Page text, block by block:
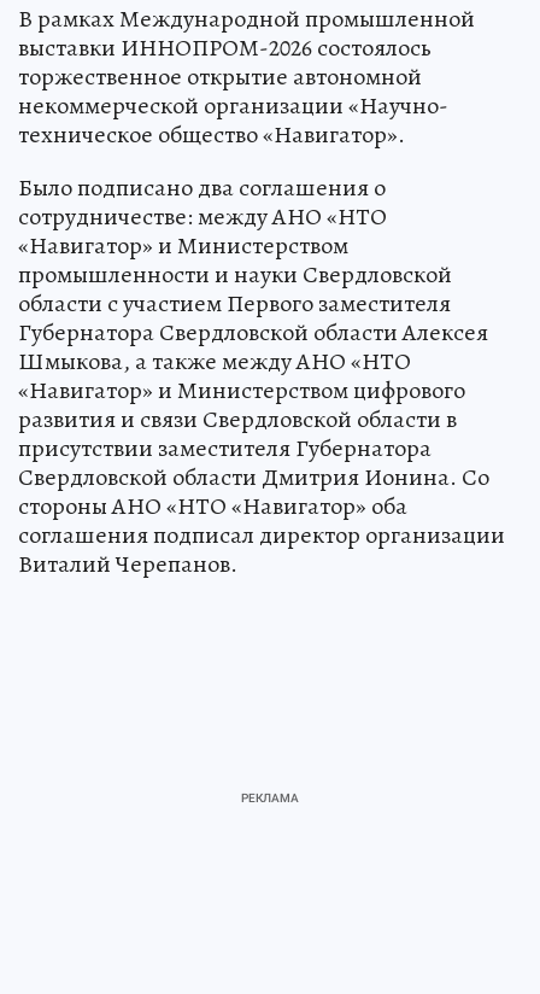
В рамках Международной промышленной
выставки ИННОПРОМ-2026 состоялось
торжественное открытие автономной
некоммерческой организации «Научно-
техническое общество «Навигатор».
Было подписано два соглашения о
сотрудничестве: между АНО «НТО
«Навигатор» и Министерством
промышленности и науки Свердловской
области с участием Первого заместителя
Губернатора Свердловской области Алексея
Шмыкова, а также между АНО «НТО
«Навигатор» и Министерством цифрового
развития и связи Свердловской области в
присутствии заместителя Губернатора
Свердловской области Дмитрия Ионина. Со
стороны АНО «НТО «Навигатор» оба
соглашения подписал директор организации
Виталий Черепанов.